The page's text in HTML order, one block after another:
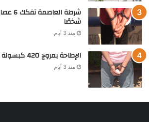
شخصًا
منذ 3 أيام
الإطاحة بمروج 420 كبسولة مهلوسة بالمسيلة
منذ 3 أيام